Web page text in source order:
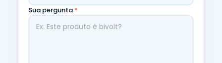
Sua pergunta *